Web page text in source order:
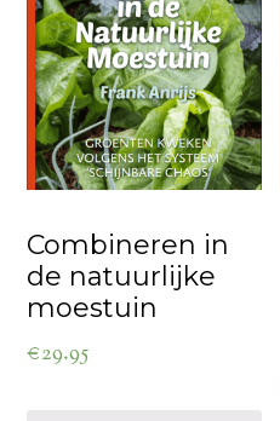
Combineren in
de natuurlijke
moestuin
€29.95